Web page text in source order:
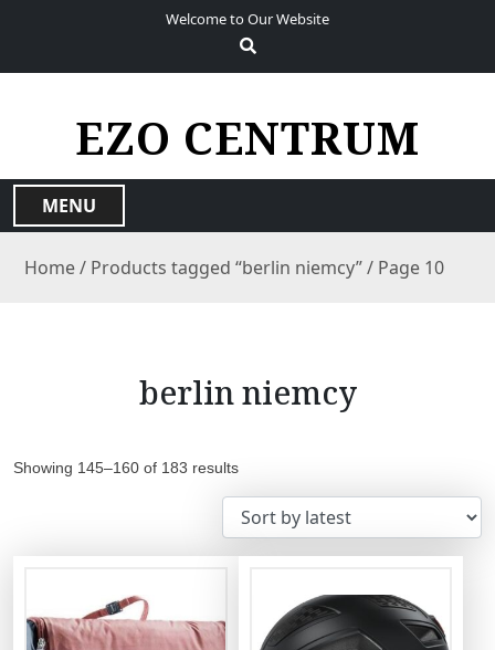
Welcome to Our Website
EZO CENTRUM
MENU
Home/ Products tagged “berlin niemcy”/ Page 10
berlin niemcy
Showing 145–160 of 183 results